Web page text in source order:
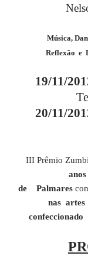
Música,
Reflexão e
19/11/
20/11/
III Prêmio
de
Palmares
nas artes